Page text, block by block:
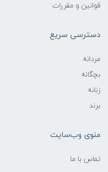
قوانین و مقررات
دسترسی سریع
مردانه
بچگانه
زنانه
برند
منوی وب‌سایت
تماس با ما